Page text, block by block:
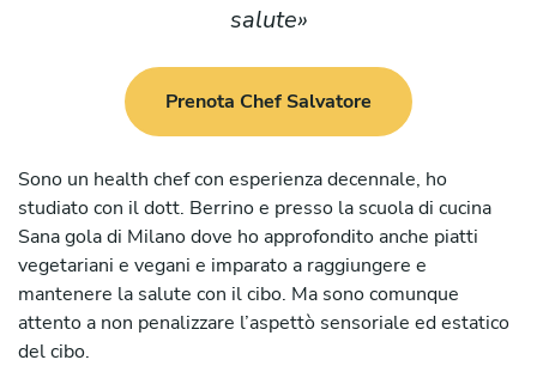
salute
Prenota Chef Salvatore
Sono un health chef con esperienza decennale, ho
studiato con il dott. Berrino e presso la scuola di cucina
Sana gola di Milano dove ho approfondito anche piatti
vegetariani e vegani e imparato a raggiungere e
mantenere la salute con il cibo. Ma sono comunque
attento a non penalizzare l’aspettò sensoriale ed estatico
del cibo.